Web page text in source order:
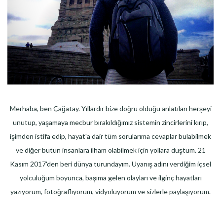
Merhaba, ben Çağatay. Yıllardır bize doğru olduğu anlatılan herşeyi
unutup, yaşamaya mecbur bırakıldığımız sistemin zincirlerini kırıp,
işimden istifa edip, hayat'a dair tüm sorularıma cevaplar bulabilmek
ve diğer bütün insanlara ilham olabilmek için yollara düştüm. 21
Kasım 2017'den beri dünya turundayım. Uyanış adını verdiğim içsel
yolculuğum boyunca, başıma gelen olayları ve ilginç hayatları
yazıyorum, fotoğraflıyorum, vidyoluyorum ve sizlerle paylaşıyorum.